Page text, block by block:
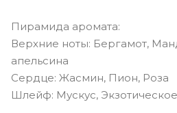
Пирамида аромата:
Верхние ноты: Бергамот,
апельсина
Сердце: Жасмин, Пион, Роза
Шлейф: Мускус,